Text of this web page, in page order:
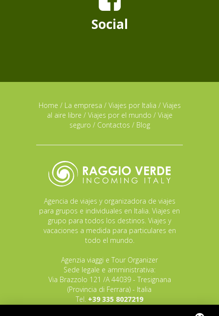
Social
Home / La empresa / Viajes por Italia / Viajes
al aire libre / Viajes por el mundo / Viaje
seguro / Contactos / Blog
Agencia de viajes y organizadora de viajes
para grupos e individuales en Italia. Viajes en
grupo para todos los destinos. Viajes y
vacaciones a medida para particulares en
todo el mundo.
Agenzia viaggi e Tour Organizer
Sede legale e amministrativa:
Via Brazzolo 121 /A 44039 - Tresignana
(Provincia di Ferrara) - Italia
Tel. +39 335 8027219